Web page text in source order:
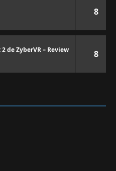
8
de ZyberVR – Review 8